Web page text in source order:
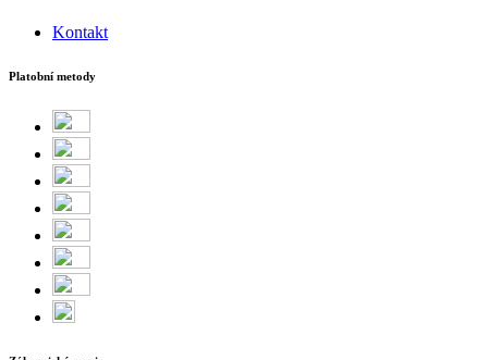
Kontakt
Platobní metody